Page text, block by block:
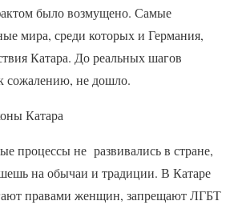
было возмущено. Самые
мира, среди которых и Германия,
Катара. До реальных шагов
сожалению, не дошло.
Катара
процессы не развивались в стране,
на обычаи и традиции. В Катаре
правами женщин, запрещают ЛГБТ